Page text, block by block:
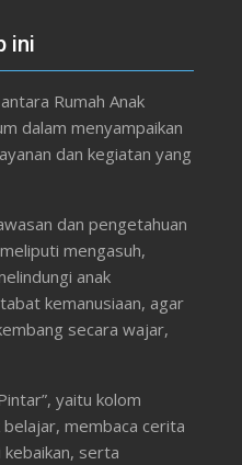
ini
Rumah Anak
dalam menyampaikan
dan kegiatan yang
dan pengetahuan
mengasuh,
anak
kemanusiaan, agar
secara wajar,
yaitu kolom
belajar, membaca cerita
kebaikan, serta